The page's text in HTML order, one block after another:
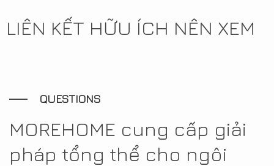
LIÊN KẾT HỮU ÍCH NÊN XEM
QUESTIONS
MOREHOME cung cấp giải
pháp tổng thể cho ngôi